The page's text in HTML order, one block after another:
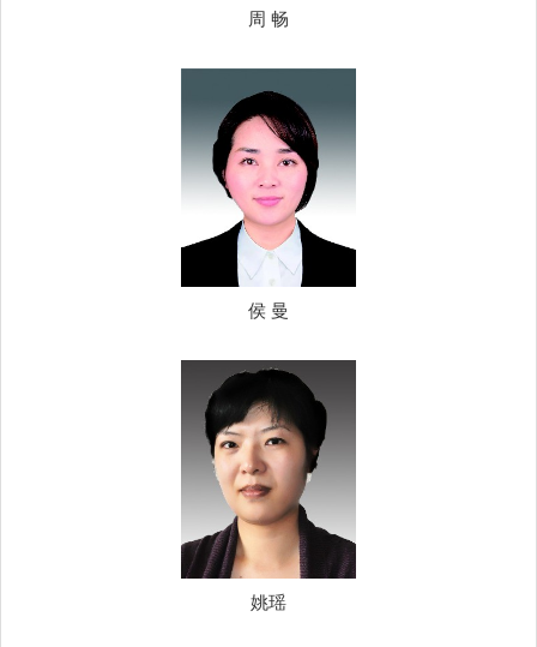
周 畅
侯 曼
姚瑶